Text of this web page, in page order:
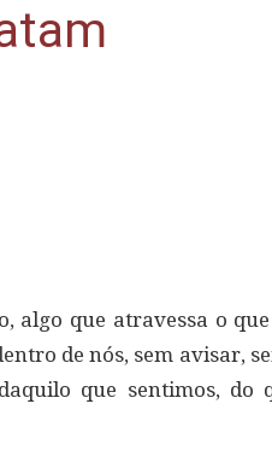
algo que atravessa o
de nós, sem avisar,
que sentimos, do